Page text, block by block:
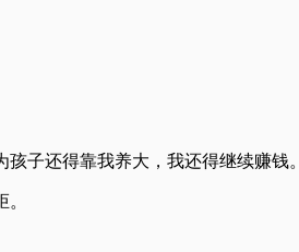
子还得靠我养大，我还得继续赚钱。